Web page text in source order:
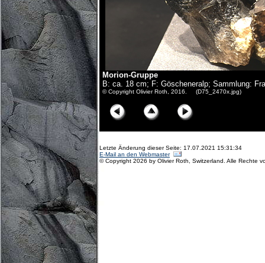
Morion-Gruppe
B: ca. 18 cm; F: Göscheneralp; Sammlung:
© Copyright Olivier Roth, 2016. (D75_2470x.jpg)
Letzte Änderung dieser Seite: 17.07.2021 15:31:34
E-Mail an den Webmaster
© Copyright 2026 by Olivier Roth, Switzerland. Alle Rechte